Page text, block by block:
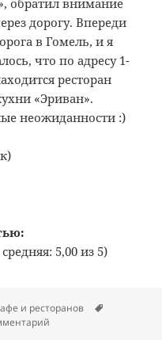
дорогу. Впереди
в Гомель, и я
что по адресу 1-
ресторан
«Эриван».
неожиданности :)
Ресторан «Эриван»
5,00 из 5)
и ресторанов